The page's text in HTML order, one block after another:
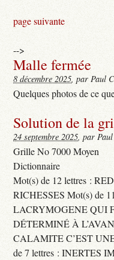
page suivante
-->
Malle fermée
8 décembre 2025, par Paul
Quelques photos de ce
Solution de la
24 septembre 2025, par
Grille No 7000 Moyen
Dictionnaire
Mot(s) de 12 lettres :
RICHESSES Mot(s) de
LACRYMOGENE QUI
DÉTERMINÉ À
CALAMITE C’EST
de 7 lettres : INERTES